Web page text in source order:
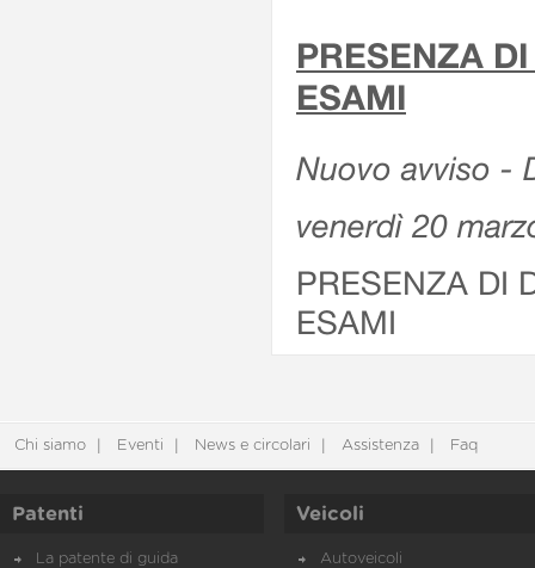
PRESENZA
ESAMI
Nuovo avviso -
venerdì 20
PRESENZA DI
ESAMI
Chi siamo Eventi News e circolari Assistenza Faq
Patenti
La patente di guida
Veicoli
Autoveicoli